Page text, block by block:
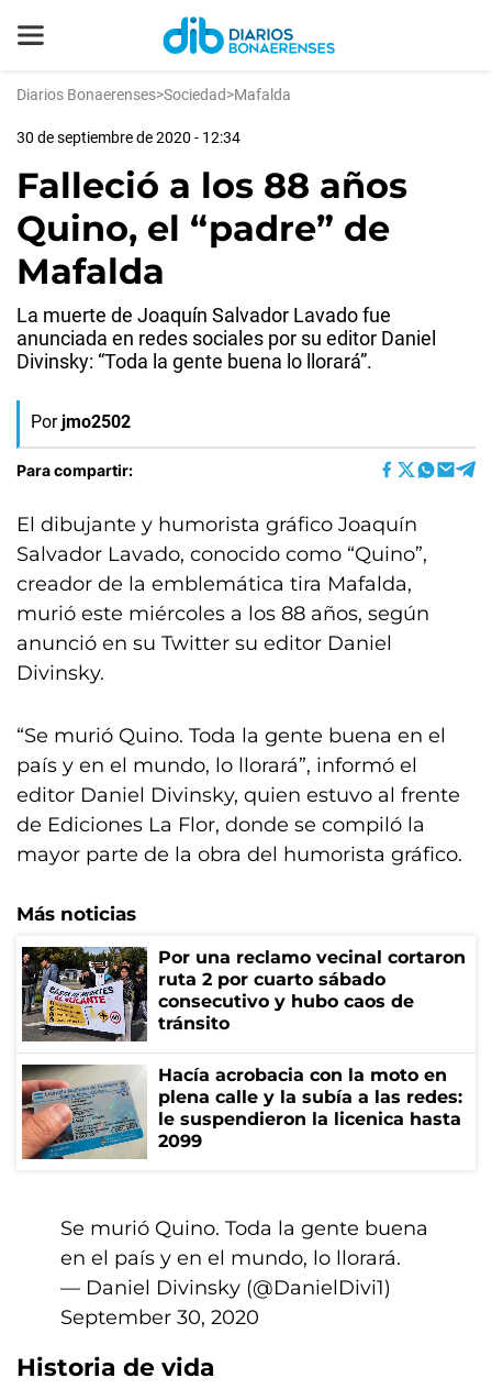
Diarios Bonaerenses>Sociedad>Mafalda
30 de septiembre de 2020 - 12:34
Falleció a los 88 años
Quino, el “padre” de
Mafalda
La muerte de Joaquín Salvador Lavado fue
anunciada en redes sociales por su editor Daniel
Divinsky: “Toda la gente buena lo llorará”.
Por jmo2502
Para compartir:
El dibujante y humorista gráfico Joaquín
Salvador Lavado, conocido como “Quino”,
creador de la emblemática tira Mafalda,
murió este miércoles a los 88 años, según
anunció en su Twitter su editor Daniel
Divinsky.
“Se murió Quino. Toda la gente buena en el
país y en el mundo, lo llorará”, informó el
editor Daniel Divinsky, quien estuvo al frente
de Ediciones La Flor, donde se compiló la
mayor parte de la obra del humorista gráfico.
Más noticias
Por una reclamo vecinal cortaron
ruta 2 por cuarto sábado
consecutivo y hubo caos de
tránsito
Hacía acrobacia con la moto en
plena calle y la subía a las redes:
le suspendieron la licenica hasta
2099
Se murió Quino. Toda la gente buena
en el país y en el mundo, lo llorará.
— Daniel Divinsky (@DanielDivi1)
September 30, 2020
Historia de vida